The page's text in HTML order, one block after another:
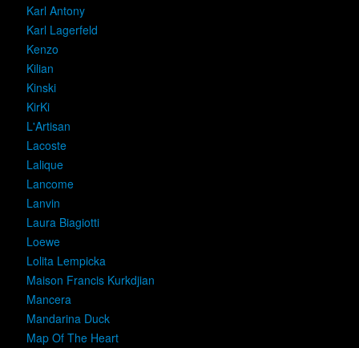
Karl Antony
Karl Lagerfeld
Kenzo
Kilian
Kinski
KirKi
L'Artisan
Lacoste
Lalique
Lancome
Lanvin
Laura Biagiotti
Loewe
Lolita Lempicka
Maison Francis Kurkdjian
Mancera
Mandarina Duck
Map Of The Heart